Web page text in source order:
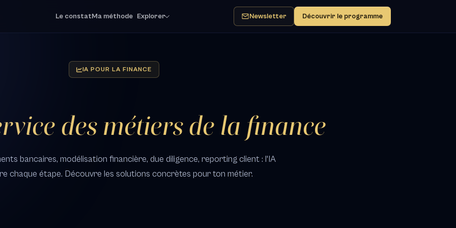
Le constatMa méthode Explorer Newsletter Découvrir le programme
IA POUR LA FINANCE
des métiers de la finance
bancaires, modélisation financière, due diligence, reporting client : l'IA
chaque étape. Découvre les solutions concrètes pour ton métier.